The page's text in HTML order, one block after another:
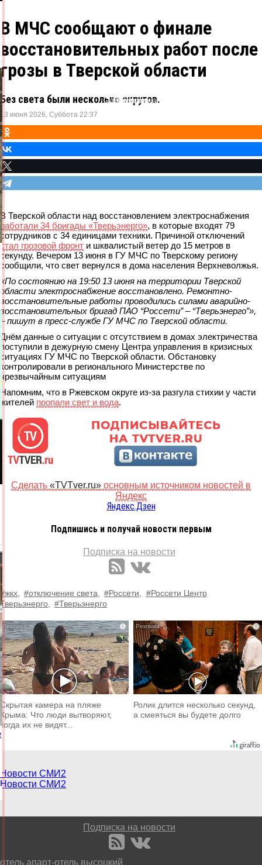
В МЧС сообщают о финале
восстановительных работ после
грозы в Тверской области
Без света были несколько округов.
13 июня 2026, Суббота 22:37
Одноклассники
ВКонтакте
X
Telegram
В Тверской области над восстановлением электроснабжения
работали 34 бригады «Тверьэнерго», в которые входят 79
сотрудников с 34 единицами техники. Причиной отключений
стал грозовой фронт и шквалистый ветер до 15 метров в
секунду. Вечером 13 июня в ГУ МЧС по Тверскому региону
сообщили, что свет вернулся в дома населения Верхневолжья.
«По состоянию на 19:50 13 июня на территории Тверской
области электроснабжение восстановлено. Ремонтно-
восстановительные работы проводились силами аварийно-
восстановительных бригад ПАО “Россети” – “Тверьэнерго”»,
– пишут в пресс-службе ГУ МЧС по Тверской области.
Днём данные о ситуации с отсутствием в домах электричества
поступили в дежурную смену Центра управления в кризисных
ситуациях ГУ МЧС по Тверской области. Обстановку
контролировали в регионального Министерстве по
чрезвычайным ситуациям
Напомним, что в Ржевском округе из-за разгула стихии у части
жителей пропали свет и вода.
Сделать «TVTver.ru» основным источником новостей в
Яндекс
Яндекс.Дзен
Подпишись и получай новости первым
Подписка на новости
#жкх, #отключение света, #Россети, #Россети Центр
Тверьэнерго, #Тверьэнерго
i
Скрытая камера на пляже
Крыма: Что люди вытворяют,
когда их не видят...
i
Ролик длится несколько секунд,
а смеяться вы будете долго
Новости СМИ2
Новости СМИ2
Подписка на новости
отель апарт-отель высоцкий